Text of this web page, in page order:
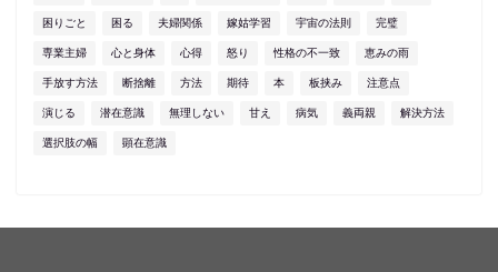
困りごと 困る 夫婦関係 嫁姑学習 宇宙の法則 完璧
専業主婦 心と身体 心得 怒り 性格の不一致 恵みの雨
手放す方法 断捨離 方法 期待 本 板挟み 注意点
演じる 潜在意識 無理しない 甘え 病気 義両親 解決方法
選択肢の幅 顕在意識